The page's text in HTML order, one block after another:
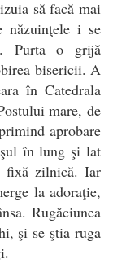
să facă mai
năzuinţele i se
Purta o grijă
bisericii. A
în Catedrala
mare, de
aprobare
în lung şi lat
fixă zilnică. Iar
la adoraţie,
Rugăciunea
şi se ştia ruga